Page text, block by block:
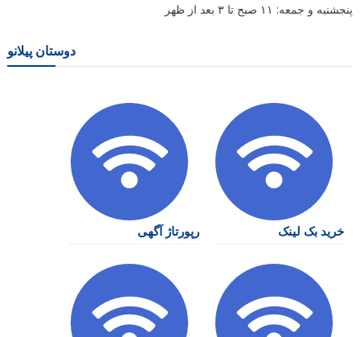
پنجشنبه و جمعه: ۱۱ صبح تا ۳ بعد از ظهر
دوستان پیلانو
خرید بک لینک رپورتاژ آگهی